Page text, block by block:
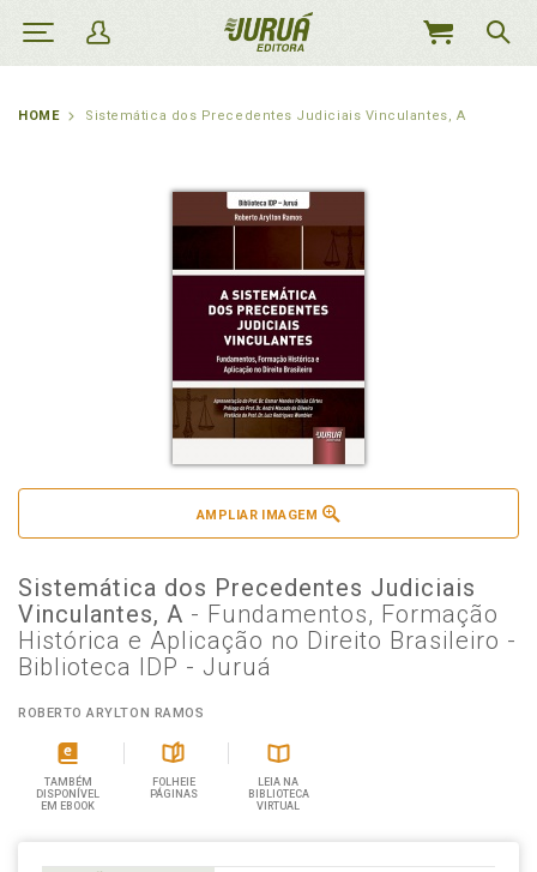
MEU
HOME Sistemática dos Precedentes Judiciais Vinculantes, A
AMPLIAR IMAGEM
Sistemática dos Precedentes Judiciais
Vinculantes, A - Fundamentos, Formação
Histórica e Aplicação no Direito Brasileiro -
Biblioteca IDP - Juruá
ROBERTO ARYLTON RAMOS
TAMBÉM
DISPONÍVEL
EM EBOOK
FOLHEIE
PÁGINAS
LEIA NA
BIBLIOTECA
VIRTUAL